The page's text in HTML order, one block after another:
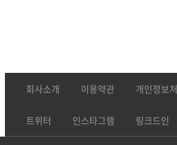
회사소개 이용약관 개인정보
트위터 인스타그램 링크드인